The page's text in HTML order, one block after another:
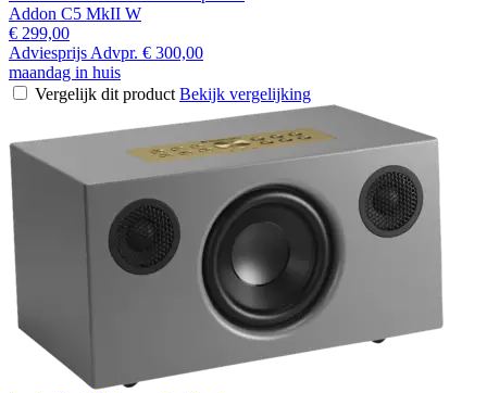
Addon C5 MkII W
€ 299,00
Adviesprijs Advpr. € 300,00
maandag in huis
Vergelijk dit product Bekijk vergelijking